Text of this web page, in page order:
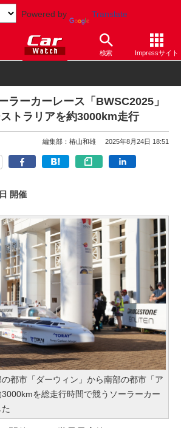
Powered by Translate
検索 Impressサイト
ポーツ
ラーカーレース「BWSC2025」
トラリアを約3000km走行
編集部：椿山和雄 2025年8月24日 18:51
開催
都市「ダーウィン」から南部の都市「ア
を総走行時間で競うソーラーカー